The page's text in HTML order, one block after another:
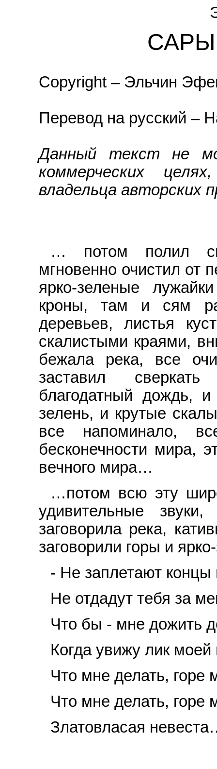
Copyright – Эльчин
Перевод на русский –
Данный текст не
коммерческих
владельца авторских
… потом полил
мгновенно очистил от
ярко-зеленые
кроны, там и сям
деревьев, листья
скалистыми краями,
бежала река, все
заставил
благодатный дождь,
зелень, и крутые
все напоминало,
бесконечности мира,
вечного мира…
…потом всю эту
удивительные
заговорила река,
заговорили горы и
- Не заплетают концы
Не отдадут тебя за
Что бы - мне дожить
Когда увижу лик
Что мне делать, горе
Что мне делать, горе
Златовласая